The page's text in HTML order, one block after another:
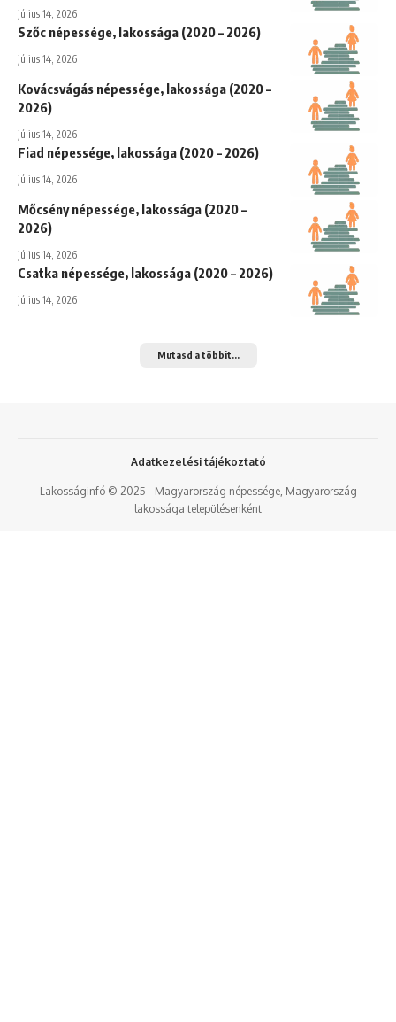
július 14, 2026
Szőc népessége, lakossága (2020 – 2026)
július 14, 2026
Kovácsvágás népessége, lakossága (2020 –
2026)
július 14, 2026
Fiad népessége, lakossága (2020 – 2026)
július 14, 2026
Mőcsény népessége, lakossága (2020 –
2026)
július 14, 2026
Csatka népessége, lakossága (2020 – 2026)
július 14, 2026
Mutasd a többit...
Lakosságinfó © 2025 - Magyarország népessége, Magyarország
lakossága településenként
Adatkezelési tájékoztató